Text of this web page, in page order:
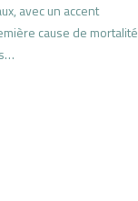
avec un accent
cause de mortalité